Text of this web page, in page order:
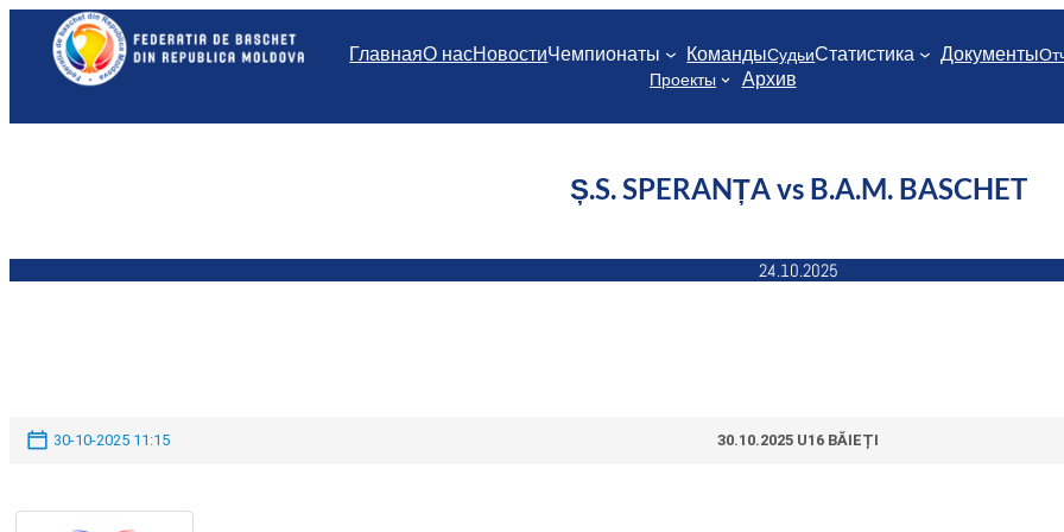
Перейти
содержимому
ГлавнаяО насНовостиЧемпионаты КомандыСудьиСтатистика Документы
Проекты
Архив
Ș.S. SPERANȚA vs B.A.M. BASCHET
24.10.2025
30-10-2025 11:15 30.10.2025 U16 BĂIEȚI